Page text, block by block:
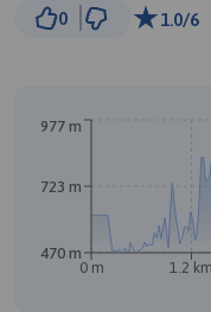
0 1.0/6
0 m 1.2 km
470 m
723 m
977 m